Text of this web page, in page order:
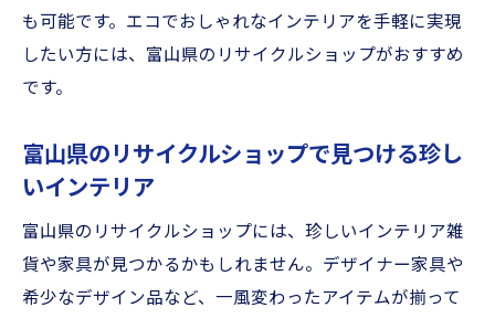
も可能です。エコでおしゃれなインテリアを手軽に実現
したい方には、富山県のリサイクルショップがおすすめ
です。
富山県のリサイクルショップで見つける珍し
いインテリア
富山県のリサイクルショップには、珍しいインテリア雑
貨や家具が見つかるかもしれません。デザイナー家具や
希少なデザイン品など、一風変わったアイテムが揃って